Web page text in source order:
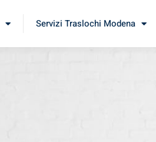
Servizi Traslochi Modena